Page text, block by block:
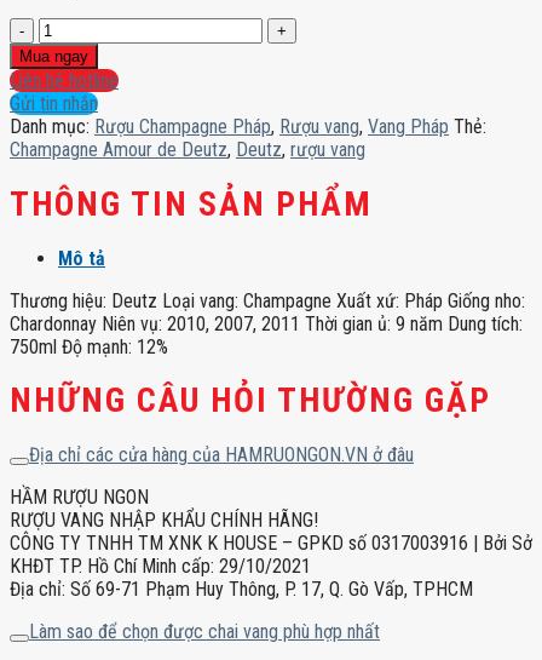
Champagne
Amour
de
Deutz
số
lượng
Mua ngay
Liên hệ hotline
Gửi tin nhắn
Danh mục: Rượu Champagne Pháp, Rượu vang, Vang Pháp Thẻ:
Champagne Amour de Deutz, Deutz, rượu vang
THÔNG TIN SẢN PHẨM
Mô tả
Thương hiệu: Deutz Loại vang: Champagne Xuất xứ: Pháp Giống nho:
Chardonnay Niên vụ: 2010, 2007, 2011 Thời gian ủ: 9 năm Dung tích:
750ml Độ mạnh: 12%
NHỮNG CÂU HỎI THƯỜNG GẶP
Địa chỉ các cửa hàng của HAMRUONGON.VN ở đâu
HẦM RƯỢU NGON
RƯỢU VANG NHẬP KHẨU CHÍNH HÃNG!
CÔNG TY TNHH TM XNK K HOUSE – GPKD số 0317003916 | Bởi Sở
KHĐT TP. Hồ Chí Minh cấp: 29/10/2021
Địa chỉ: Số 69-71 Phạm Huy Thông, P. 17, Q. Gò Vấp, TPHCM
Làm sao để chọn được chai vang phù hợp nhất